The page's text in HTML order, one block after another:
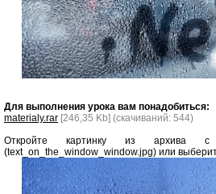
Для выполнения урока вам понадобиться:
materialy.rar [246,35 Kb] (cкачиваний: 544)
Откройте картинку из архива
(text_on_the_window_window.jpg) или